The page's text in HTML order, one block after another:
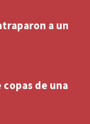
a un
de una